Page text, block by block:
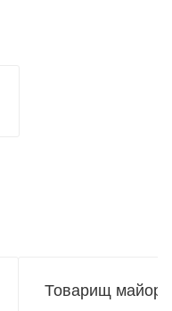
Товарищ майор.